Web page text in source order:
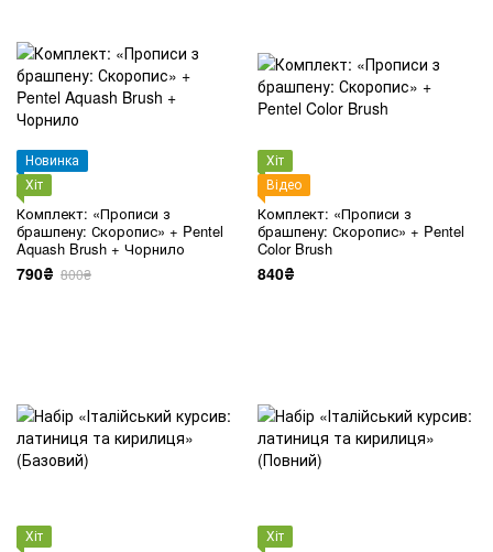
Новинка
Хіт
Комплект: «Прописи з
брашпену: Скоропис» + Pentel
Aquash Brush + Чорнило
790₴ 800₴
Хіт
Відео
Комплект: «Прописи з
брашпену: Скоропис» + Pentel
Color Brush
840₴
Хіт Хіт